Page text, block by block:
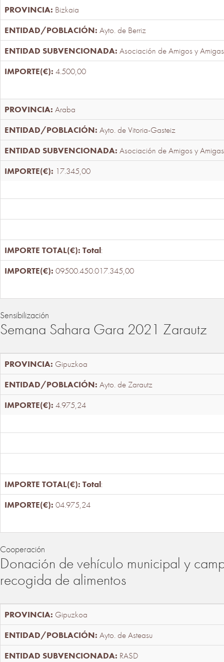
Bizkaia
Ayto. de Berriz
Asociación de Amigos y
4.500,00
Araba
Ayto. de Vitoria-Gasteiz
Asociación de Amigos y
17.345,00
Total:
09500.450.017.345,00
Sensibilización
Semana Sahara Gara 2021 Zarautz
Gipuzkoa
Ayto. de Zarautz
4.975,24
Total:
04.975,24
Cooperación
Donación de vehículo municipal y
recogida de alimentos
Gipuzkoa
Ayto. de Asteasu
RASD